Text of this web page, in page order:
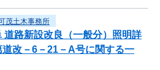
茂土木事務所
道路新設改良（一般分）照明詳
改－6－21－A号に関する一